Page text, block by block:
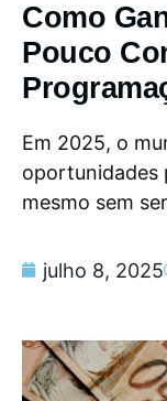
Como
Pouco
Em 2025, o
oportunidades
mesmo sem
julho 8, 2025